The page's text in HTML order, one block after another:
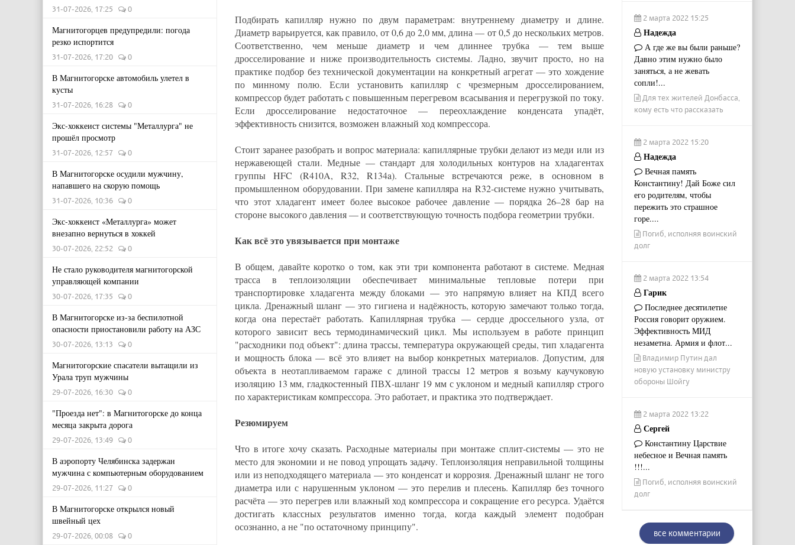
31-07-2026, 17:25 0
Магнитогорцев предупредили: погода
резко испортится
31-07-2026, 17:20 0
В Магнитогорске автомобиль улетел в
кусты
31-07-2026, 16:28 0
Экс-хоккеист системы "Металлурга" не
прошёл просмотр
31-07-2026, 12:57 0
В Магнитогорске осудили мужчину,
напавшего на скорую помощь
31-07-2026, 10:36 0
Экс-хоккеист «Металлурга» может
внезапно вернуться в хоккей
30-07-2026, 22:52 0
Не стало руководителя магнитогорской
управляющей компании
30-07-2026, 17:35 0
В Магнитогорске из-за беспилотной
опасности приостановили работу на АЗС
30-07-2026, 13:13 0
Магнитогорские спасатели вытащили из
Урала труп мужчины
29-07-2026, 16:30 0
"Проезда нет": в Магнитогорске до конца
месяца закрыта дорога
29-07-2026, 13:49 0
В аэропорту Челябинска задержан
мужчина с компьютерным оборудованием
29-07-2026, 11:27 0
В Магнитогорске открылся новый
швейный цех
29-07-2026, 00:08 0
Подбирать капилляр нужно по двум параметрам: внутреннему диаметру и длине.
Диаметр варьируется, как правило, от 0,6 до 2,0 мм, длина — от 0,5 до нескольких метров.
Соответственно, чем меньше диаметр и чем длиннее трубка — тем выше
дросселирование и ниже производительность системы. Ладно, звучит просто, но на
практике подбор без технической документации на конкретный агрегат — это хождение
по минному полю. Если установить капилляр с чрезмерным дросселированием,
компрессор будет работать с повышенным перегревом всасывания и перегрузкой по току.
Если дросселирование недостаточное — переохлаждение конденсата упадёт,
эффективность снизится, возможен влажный ход компрессора.
Стоит заранее разобрать и вопрос материала: капиллярные трубки делают из меди или из
нержавеющей стали. Медные — стандарт для холодильных контуров на хладагентах
группы HFC (R410A, R32, R134a). Стальные встречаются реже, в основном в
промышленном оборудовании. При замене капилляра на R32-системе нужно учитывать,
что этот хладагент имеет более высокое рабочее давление — порядка 26–28 бар на
стороне высокого давления — и соответствующую точность подбора геометрии трубки.
Как всё это увязывается при монтаже
В общем, давайте коротко о том, как эти три компонента работают в системе. Медная
трасса в теплоизоляции обеспечивает минимальные тепловые потери при
транспортировке хладагента между блоками — это напрямую влияет на КПД всего
цикла. Дренажный шланг — это гигиена и надёжность, которую замечают только тогда,
когда она перестаёт работать. Капиллярная трубка — сердце дроссельного узла, от
которого зависит весь термодинамический цикл. Мы используем в работе принцип
"расходники под объект": длина трассы, температура окружающей среды, тип хладагента
и мощность блока — всё это влияет на выбор конкретных материалов. Допустим, для
объекта в неотапливаемом гараже с длиной трассы 12 метров я возьму каучуковую
изоляцию 13 мм, гладкостенный ПВХ-шланг 19 мм с уклоном и медный капилляр строго
по характеристикам компрессора. Это работает, и практика это подтверждает.
Резюмируем
Что в итоге хочу сказать. Расходные материалы при монтаже сплит-системы — это не
место для экономии и не повод упрощать задачу. Теплоизоляция неправильной толщины
или из неподходящего материала — это конденсат и коррозия. Дренажный шланг не того
диаметра или с нарушенным уклоном — это перелив и плесень. Капилляр без точного
расчёта — это перегрев или влажный ход компрессора и сокращение его ресурса. Удаётся
достигать классных результатов именно тогда, когда каждый элемент подобран
осознанно, а не "по остаточному принципу".
2 марта 2022 15:25
Надежда
А где же вы были раньше?
Давно этим нужно было
заняться, а не жевать
сопли!...
Для тех жителей Донбасса,
кому есть что рассказать
2 марта 2022 15:20
Надежда
Вечная память
Константину! Дай Боже сил
его родителям, чтобы
пережить это страшное
горе....
Погиб, исполняя воинский
долг
2 марта 2022 13:54
Гарик
Последнее десятилетие
Россия говорит оружием.
Эффективность МИД
незаметна. Армия и флот...
Владимир Путин дал
новую установку министру
обороны Шойгу
2 марта 2022 13:22
Сергей
Константину Царствие
небесное и Вечная память
!!!...
Погиб, исполняя воинский
долг
все комментарии